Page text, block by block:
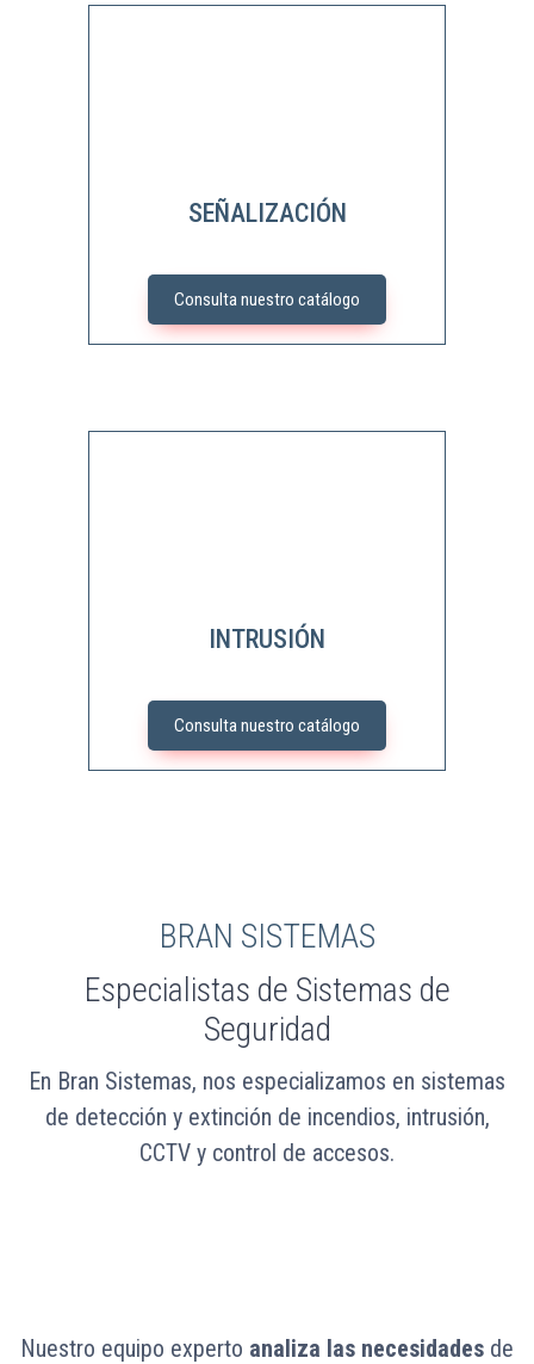
SEÑALIZACIÓN
Consulta nuestro catálogo
INTRUSIÓN
Consulta nuestro catálogo
BRAN SISTEMAS
Especialistas de Sistemas de
Seguridad
En Bran Sistemas, nos especializamos en sistemas
de detección y extinción de incendios, intrusión,
CCTV y control de accesos.
Nuestro equipo experto analiza las necesidades de